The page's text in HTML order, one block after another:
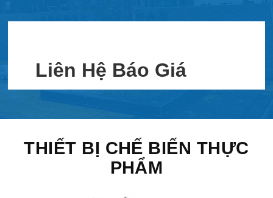
Liên Hệ Báo Giá
THIẾT BỊ CHẾ BIẾN THỰC
PHẨM